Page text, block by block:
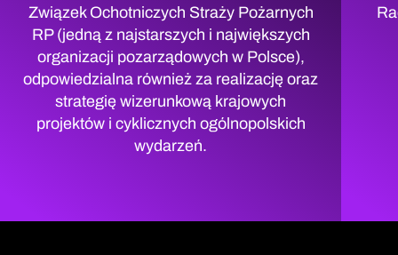
Związek Ochotniczych Straży Pożarnych
RP (jedną z najstarszych i największych
organizacji pozarządowych w Polsce),
odpowiedzialna również za realizację oraz
strategię wizerunkową krajowych
projektów i cyklicznych ogólnopolskich
wydarzeń.